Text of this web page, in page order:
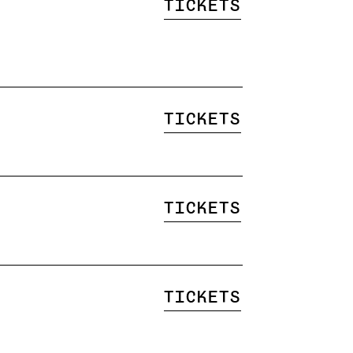
Tickets
Tickets
Tickets
Tickets